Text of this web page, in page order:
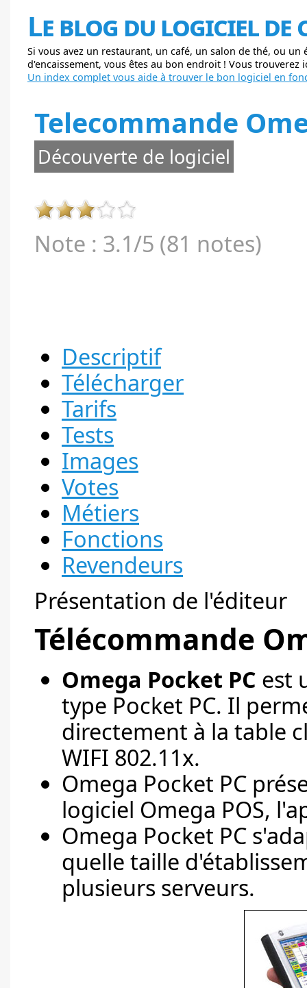
Le blog du logiciel de
Si vous avez un restaurant, un café, un salon de thé, ou
d'encaissement, vous êtes au bon endroit ! Vous
Un index complet vous aide à trouver le bon logiciel en
Telecommande
Découverte de logiciel
Note : 3.1/5 (81 notes)
Descriptif
Télécharger
Tarifs
Tests
Images
Votes
Métiers
Fonctions
Revendeurs
Présentation de l'éditeur
Télécommande
Omega Pocket PC est
type Pocket PC. Il
directement à la table
WIFI 802.11x.
Omega Pocket PC
logiciel Omega POS,
Omega Pocket PC
quelle taille
plusieurs serveurs.